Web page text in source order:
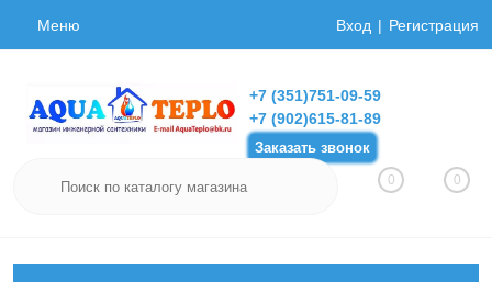
Меню Вход Регистрация
+7 (351)751-09-59
+7 (902)615-81-89
Заказать звонок
0 0